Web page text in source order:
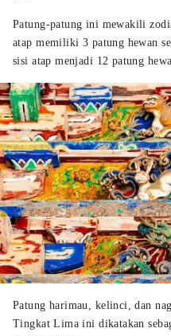
Patung-patung ini mewakili
atap memiliki 3 patung hewan
sisi atap menjadi 12 patung
Patung harimau, kelinci, dan
Tingkat Lima ini dikatakan